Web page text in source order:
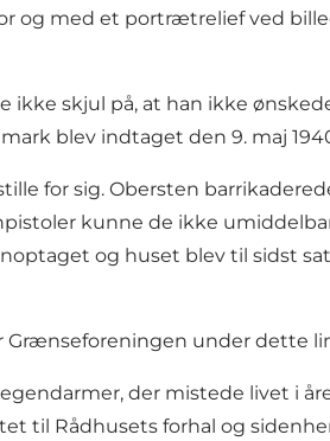
og med et portrætrelief ved
skjul på, at han ikke
blev indtaget den 9. maj
for sig. Obersten
kunne de ikke
og huset blev til sidst
Grænseforeningen under dette
der mistede livet i
til Rådhusets forhal og